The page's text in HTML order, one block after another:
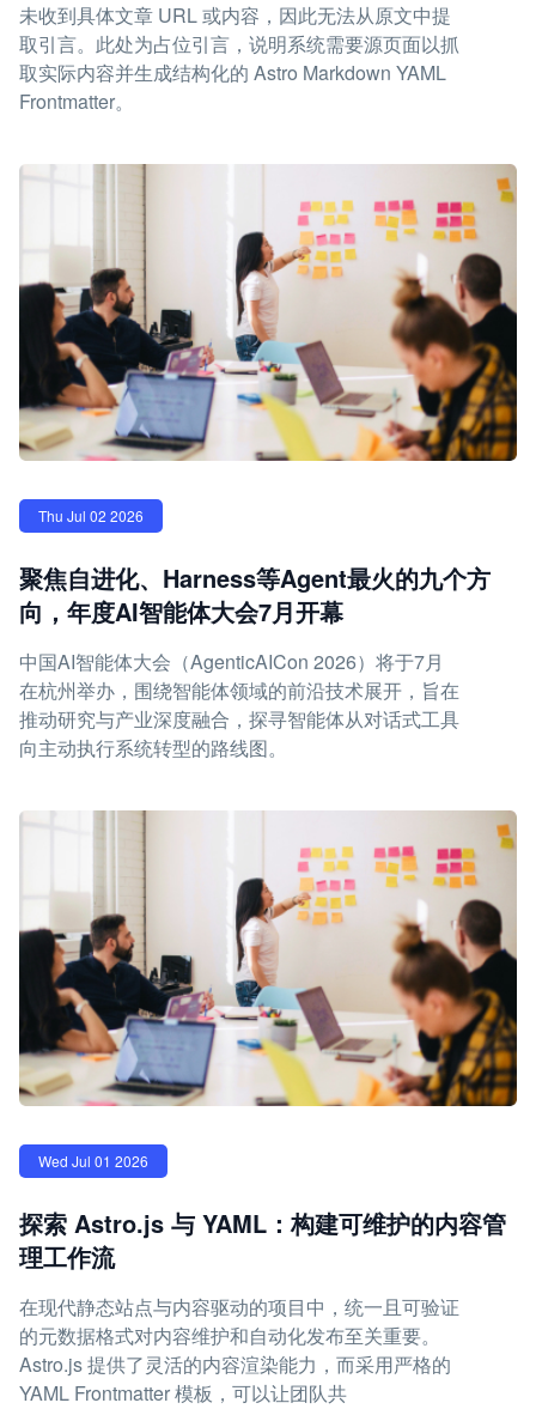
未收到具体文章 URL 或内容，因此无法从原文中提
取引言。此处为占位引言，说明系统需要源页面以抓
取实际内容并生成结构化的 Astro Markdown YAML
Frontmatter。
Thu Jul 02 2026
聚焦自进化、Harness等Agent最火的九个方
向，年度AI智能体大会7月开幕
中国AI智能体大会（AgenticAICon 2026）将于7月
在杭州举办，围绕智能体领域的前沿技术展开，旨在
推动研究与产业深度融合，探寻智能体从对话式工具
向主动执行系统转型的路线图。
Wed Jul 01 2026
探索 Astro.js 与 YAML：构建可维护的内容管
理工作流
在现代静态站点与内容驱动的项目中，统一且可验证
的元数据格式对内容维护和自动化发布至关重要。
Astro.js 提供了灵活的内容渲染能力，而采用严格的
YAML Frontmatter 模板，可以让团队共